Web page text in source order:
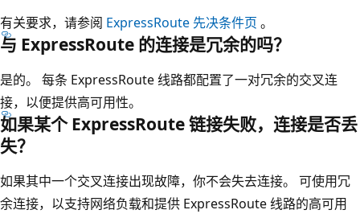
有关要求，请参阅 ExpressRoute 先决条件页 。
与 ExpressRoute 的连接是冗余的吗？
是的。 每条 ExpressRoute 线路都配置了一对冗余的交叉连
接，以便提供高可用性。
如果某个 ExpressRoute 链接失败，连接是否丢
失？
如果其中一个交叉连接出现故障，你不会失去连接。 可使用冗
余连接，以支持网络负载和提供 ExpressRoute 线路的高可用